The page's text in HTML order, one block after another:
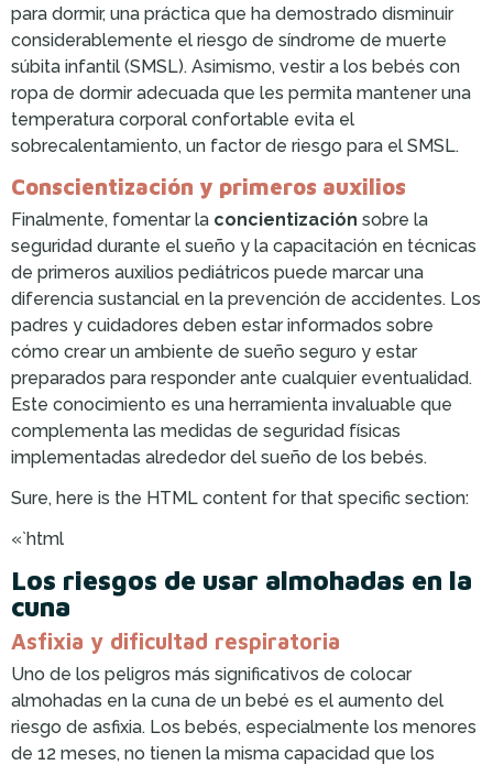
para dormir, una práctica que ha demostrado disminuir
considerablemente el riesgo de síndrome de muerte
súbita infantil (SMSL). Asimismo, vestir a los bebés con
ropa de dormir adecuada que les permita mantener una
temperatura corporal confortable evita el
sobrecalentamiento, un factor de riesgo para el SMSL.
Conscientización y primeros auxilios
Finalmente, fomentar la concientización sobre la
seguridad durante el sueño y la capacitación en técnicas
de primeros auxilios pediátricos puede marcar una
diferencia sustancial en la prevención de accidentes. Los
padres y cuidadores deben estar informados sobre
cómo crear un ambiente de sueño seguro y estar
preparados para responder ante cualquier eventualidad.
Este conocimiento es una herramienta invaluable que
complementa las medidas de seguridad físicas
implementadas alrededor del sueño de los bebés.
Sure, here is the HTML content for that specific section:
«`html
Los riesgos de usar almohadas en la
cuna
Asfixia y dificultad respiratoria
Uno de los peligros más significativos de colocar
almohadas en la cuna de un bebé es el aumento del
riesgo de asfixia. Los bebés, especialmente los menores
de 12 meses, no tienen la misma capacidad que los